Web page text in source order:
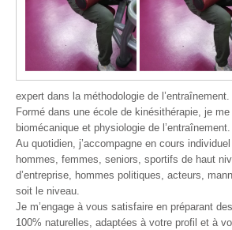
expert dans la méthodologie de l’entraînement.
Formé dans une école de kinésithérapie, je
biomécanique et physiologie de l’entraînement.
Au quotidien, j’accompagne en cours
hommes, femmes, seniors, sportifs de haut
d’entreprise, hommes politiques, acteurs,
soit le niveau.
Je m’engage à vous satisfaire en préparant
100% naturelles, adaptées à votre profil et à